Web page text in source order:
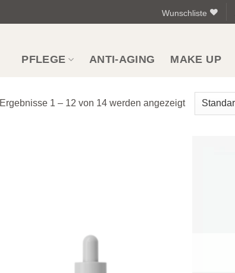
Wunschliste
PFLEGE ANTI-AGING MAKE UP
Ergebnisse 1 – 12 von 14 werden angezeigt